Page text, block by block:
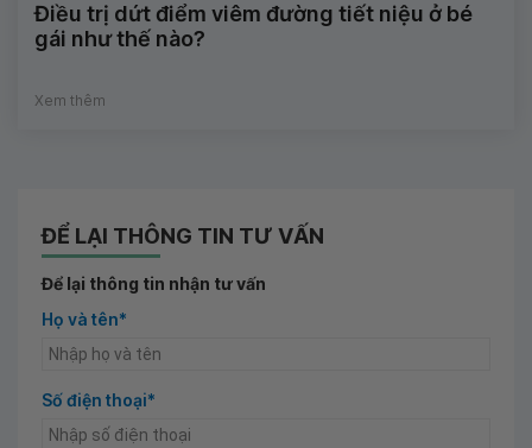
Điều trị dứt điểm viêm đường tiết niệu ở bé
gái như thế nào?
Xem thêm
ĐỂ LẠI THÔNG TIN TƯ VẤN
Để lại thông tin nhận tư vấn
Họ và tên*
Số điện thoại*